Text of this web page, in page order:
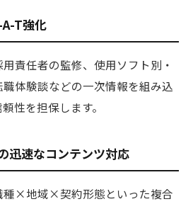
T強化
責任者の監修、使用ソフト別・
体験談などの一次情報を組み込
性を担保します。
速なコンテンツ対応
×地域×契約形態といった複合